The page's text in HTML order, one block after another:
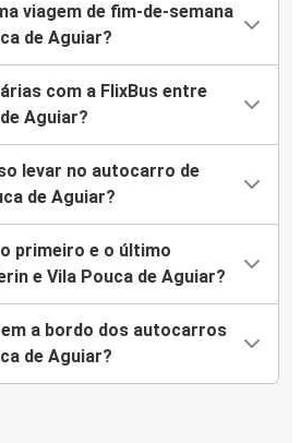
viagem de fim-de-semana
de Aguiar?
com a FlixBus entre
Aguiar?
levar no autocarro de
de Aguiar?
primeiro e o último
e Vila Pouca de Aguiar?
a bordo dos autocarros
de Aguiar?